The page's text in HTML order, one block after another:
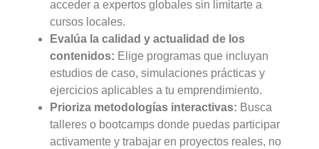
acceder a expertos globales sin limitarte a
cursos locales.
Evalúa la calidad y actualidad de los
contenidos: Elige programas que incluyan
estudios de caso, simulaciones prácticas y
ejercicios aplicables a tu emprendimiento.
Prioriza metodologías interactivas: Busca
talleres o bootcamps donde puedas participar
activamente y trabajar en proyectos reales, no